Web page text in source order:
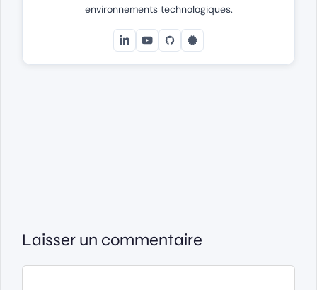
environnements technologiques.
Laisser un commentaire